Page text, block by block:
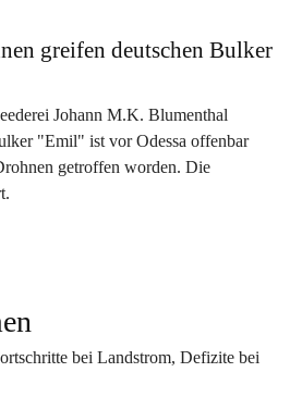
greifen deutschen Bulker
Johann M.K. Blumenthal
"Emil" ist vor Odessa offenbar
getroffen worden. Die
bei Landstrom, Defizite bei